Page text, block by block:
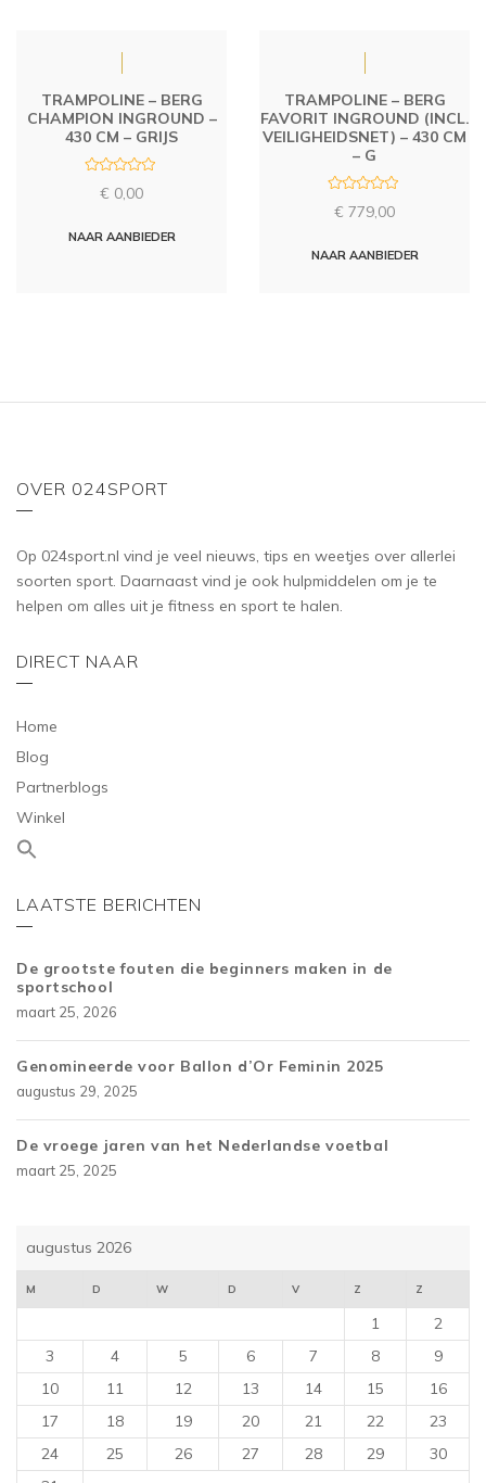
TRAMPOLINE – BERG
CHAMPION INGROUND –
430 CM – GRIJS
d
€ 0,00
NAAR AANBIEDER
TRAMPOLINE – BERG
FAVORIT INGROUND (INCL.
VEILIGHEIDSNET) – 430 CM
– G
a
d
€ 779,00
NAAR AANBIEDER
OVER 024SPORT
Op 024sport.nl vind je veel nieuws, tips en weetjes over allerlei
soorten sport. Daarnaast vind je ook hulpmiddelen om je te
helpen om alles uit je fitness en sport te halen.
DIRECT NAAR
Home
Blog
Partnerblogs
Winkel
LAATSTE BERICHTEN
De grootste fouten die beginners maken in de
sportschool
maart 25, 2026
Genomineerde voor Ballon d’Or Feminin 2025
augustus 29, 2025
De vroege jaren van het Nederlandse voetbal
maart 25, 2025
augustus 2026
M D W D V Z Z
1
2
3
4 5 6 7 8
9
10
11 12 13 14 15
16
17
18 19 20 21 22
23
24
25 26 27 28 29
30